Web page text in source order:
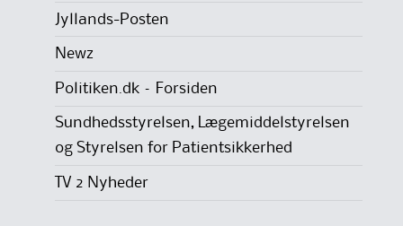
Jyllands-Posten
Newz
Politiken.dk – Forsiden
Sundhedsstyrelsen, Lægemiddelstyrelsen
og Styrelsen for Patientsikkerhed
TV 2 Nyheder